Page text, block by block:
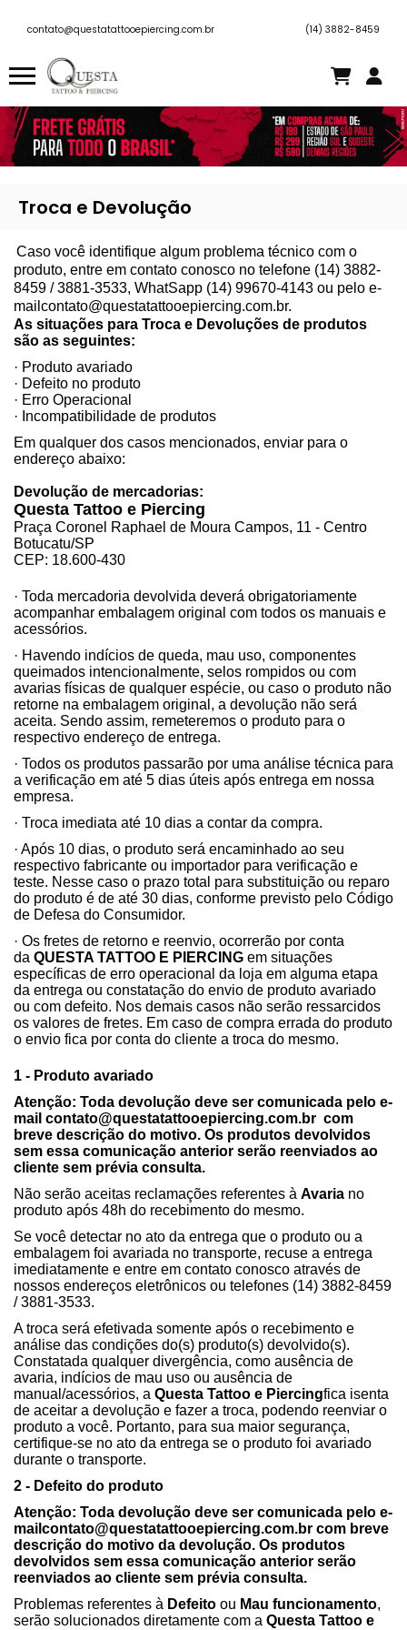
contato@questatattooepiercing.com.br (14) 3882-8459
Troca e Devolução
Caso você identifique algum problema técnico com o
produto, entre em contato conosco no telefone (14) 3882-
8459 / 3881-3533, WhatSapp (14) 99670-4143 ou pelo e-
mail contato@questatattooepiercing.com.br.
As situações para Troca e Devoluções de produtos
são as seguintes:
· Produto avariado
· Defeito no produto
· Erro Operacional
· Incompatibilidade de produtos
Em qualquer dos casos mencionados, enviar para o
endereço abaixo:
Devolução de mercadorias:
Questa Tattoo e Piercing
Praça Coronel Raphael de Moura Campos, 11 - Centro
Botucatu/SP
CEP: 18.600-430
· Toda mercadoria devolvida deverá obrigatoriamente
acompanhar embalagem original com todos os manuais e
acessórios.
· Havendo indícios de queda, mau uso, componentes
queimados intencionalmente, selos rompidos ou com
avarias físicas de qualquer espécie, ou caso o produto não
retorne na embalagem original, a devolução não será
aceita. Sendo assim, remeteremos o produto para o
respectivo endereço de entrega.
· Todos os produtos passarão por uma análise técnica para
a verificação em até 5 dias úteis após entrega em nossa
empresa.
· Troca imediata até 10 dias a contar da compra.
· Após 10 dias, o produto será encaminhado ao seu
respectivo fabricante ou importador para verificação e
teste. Nesse caso o prazo total para substituição ou reparo
do produto é de até 30 dias, conforme previsto pelo Código
de Defesa do Consumidor.
· Os fretes de retorno e reenvio, ocorrerão por conta
da QUESTA TATTOO E PIERCING em situações
específicas de erro operacional da loja em alguma etapa
da entrega ou constatação do envio de produto avariado
ou com defeito. Nos demais casos não serão ressarcidos
os valores de fretes. Em caso de compra errada do produto
o envio fica por conta do cliente a troca do mesmo.
1 - Produto avariado
Atenção: Toda devolução deve ser comunicada pelo e-
mail contato@questatattooepiercing.com.br com
breve descrição do motivo. Os produtos devolvidos
sem essa comunicação anterior serão reenviados ao
cliente sem prévia consulta.
Não serão aceitas reclamações referentes à Avaria no
produto após 48h do recebimento do mesmo.
Se você detectar no ato da entrega que o produto ou a
embalagem foi avariada no transporte, recuse a entrega
imediatamente e entre em contato conosco através de
nossos endereços eletrônicos ou telefones (14) 3882-8459
/ 3881-3533.
A troca será efetivada somente após o recebimento e
análise das condições do(s) produto(s) devolvido(s).
Constatada qualquer divergência, como ausência de
avaria, indícios de mau uso ou ausência de
manual/acessórios, a Questa Tattoo e Piercingfica isenta
de aceitar a devolução e fazer a troca, podendo reenviar o
produto a você. Portanto, para sua maior segurança,
certifique-se no ato da entrega se o produto foi avariado
durante o transporte.
2 - Defeito do produto
Atenção: Toda devolução deve ser comunicada pelo e-
mail contato@questatattooepiercing.com.br com breve
descrição do motivo da devolução. Os produtos
devolvidos sem essa comunicação anterior serão
reenviados ao cliente sem prévia consulta.
Problemas referentes à Defeito ou Mau funcionamento,
serão solucionados diretamente com a Questa Tattoo e